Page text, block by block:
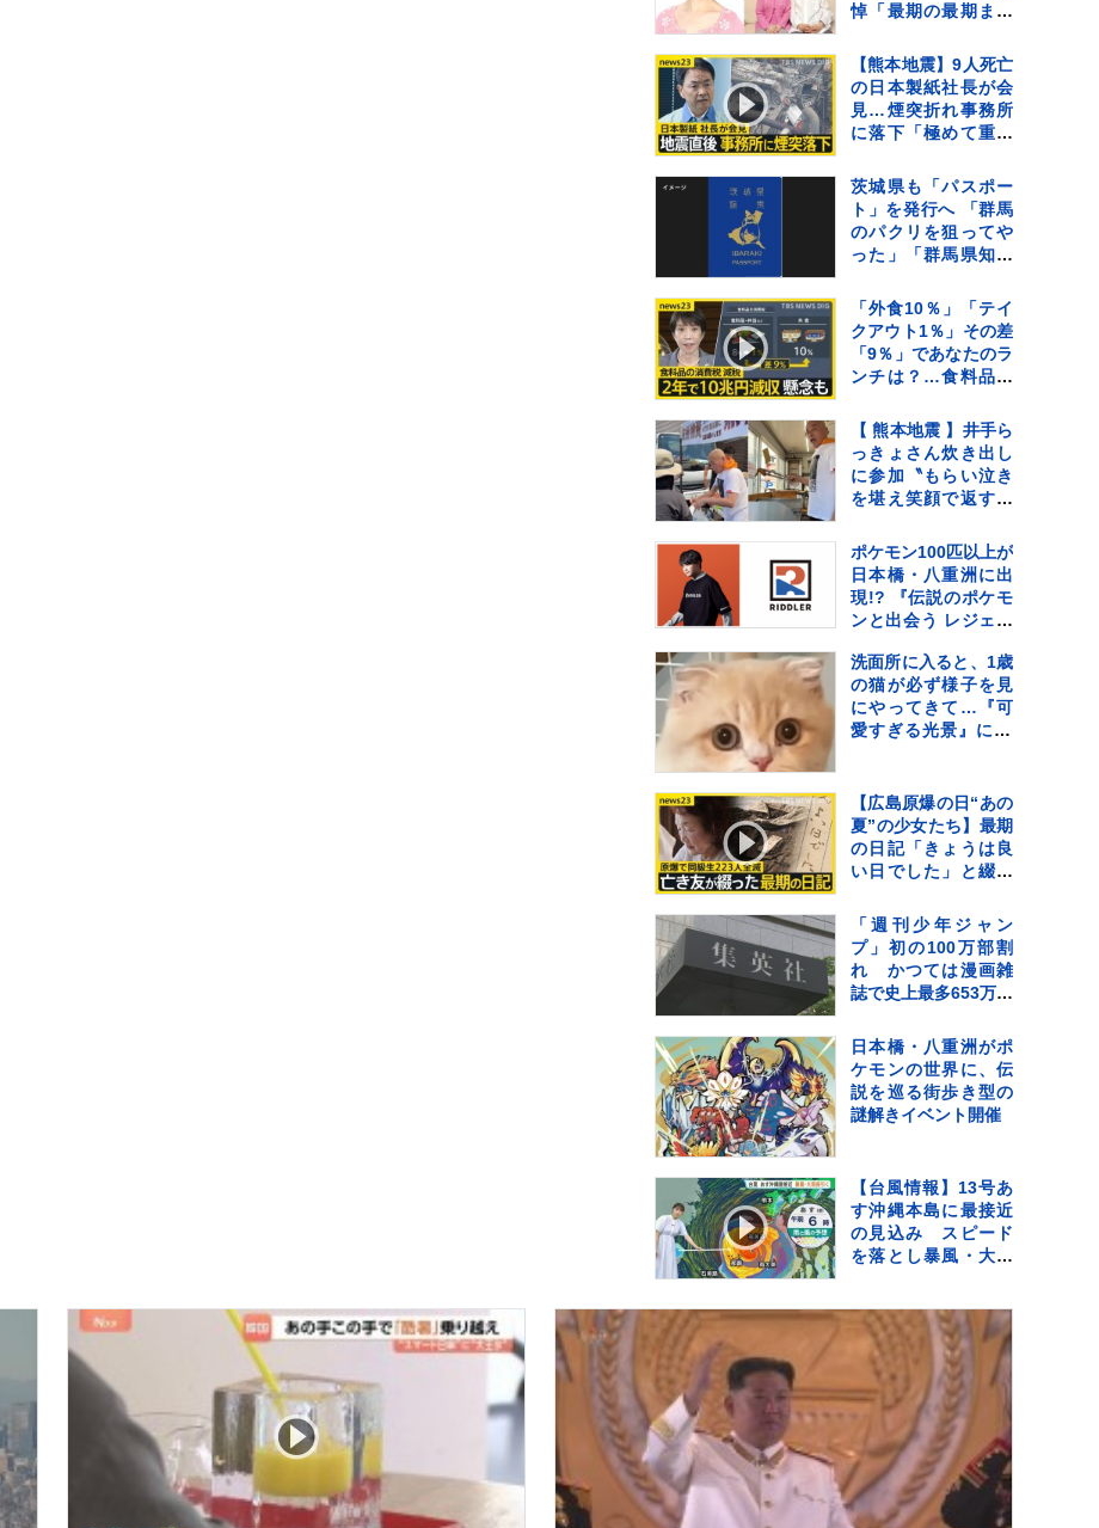
悼「最期の最期まで
た母でした」
【熊本地震】9人死亡
の日本製紙社長が会
見…煙突折れ事務所
に落下「極めて重く
などで続く断水解消
のカギは“配水
管”【news23】
茨城県も「パスポー
ト」を発行へ 「群馬
のパクリを狙ってや
った」「群馬県知事
「外食10％」「テイ
クアウト1％」その差
「9％」であなたのラ
ンチは？…食料品の
の基本方針を政府が
閣議決定【news23】
【 熊本地震 】井手ら
っきょさん炊き出し
に参加〝もらい泣き
を堪え笑顔で返すの
も被害に
ポケモン100匹以上が
日本橋・八重洲に出
現!? 『伝説のポケモ
ンと出会う レジェン
吾率いる
「RIDDLER」制作の
謎解きイベントも実
施
洗面所に入ると、1歳
の猫が必ず様子を見
にやってきて…『可
愛すぎる光景』に22
に見てるねｗ」
【広島原爆の日“あの
夏”の少女たち】最期
の日記「きょうは良
い日でした」と綴っ
223人全滅”残された
少女の葛藤
【news23】
「週刊少年ジャン
プ」初の100万部割
れ かつては漫画雑
誌で史上最多653万部
100万部超えゼロに
日本橋・八重洲がポ
ケモンの世界に、伝
説を巡る街歩き型の
謎解きイベント開催
【台風情報】13号あ
す沖縄本島に最接近
の見込み スピード
を落とし暴風・大雨